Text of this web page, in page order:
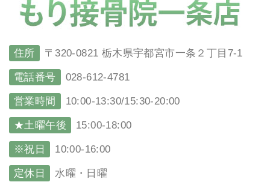
住所 〒320-0821 栃木県宇都宮市一条２丁目7-1
電話番号 028-612-4781
営業時間 10:00-13:30/15:30-20:00
★土曜午後 15:00-18:00
※祝日 10:00-16:00
定休日 水曜・日曜